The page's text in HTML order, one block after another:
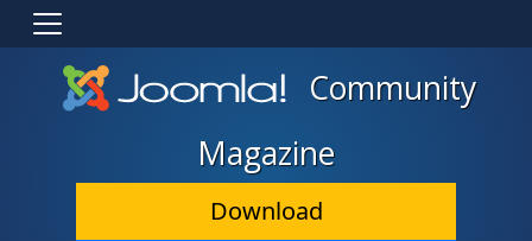
Community
Magazine
Download